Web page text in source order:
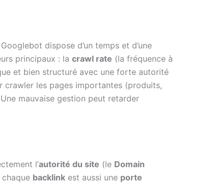
dispose d’un temps et d’une
principaux : la crawl rate (la fréquence à
et bien structuré avec une forte autorité
crawler les pages importantes (produits,
mauvaise gestion peut retarder
l’autorité du site (le Domain
chaque backlink est aussi une porte